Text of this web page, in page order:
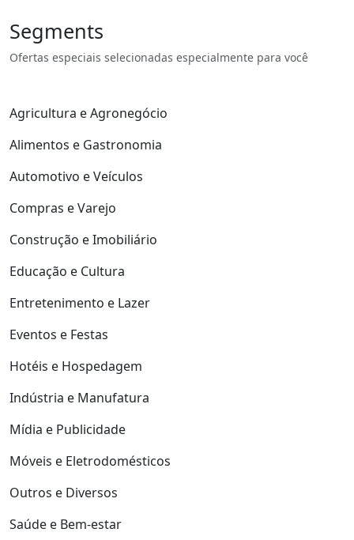
Segments
Ofertas especiais selecionadas especialmente para você
Agricultura e Agronegócio
Alimentos e Gastronomia
Automotivo e Veículos
Compras e Varejo
Construção e Imobiliário
Educação e Cultura
Entretenimento e Lazer
Eventos e Festas
Hotéis e Hospedagem
Indústria e Manufatura
Mídia e Publicidade
Móveis e Eletrodomésticos
Outros e Diversos
Saúde e Bem-estar